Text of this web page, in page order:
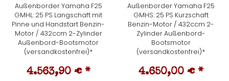
Außenborder Yamaha F25
GMHL: 25 PS Langschaft mit
Pinne und Handstart Benzin-
Motor / 432ccm 2-Zylinder
Außenbord-Bootsmotor
(versandkostenfrei)*
4.563,90 € *
Außenborder Yamaha F25
GMHS: 25 PS Kurzschaft
Benzin-Motor / 432ccm 2-
Zylinder Außenbord-
Bootsmotor
(versandkostenfrei)*
4.650,00 € *